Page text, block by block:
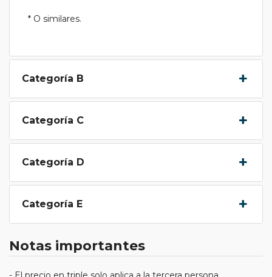
* O similares.
Categoría B
Categoría C
Categoría D
Categoría E
Notas importantes